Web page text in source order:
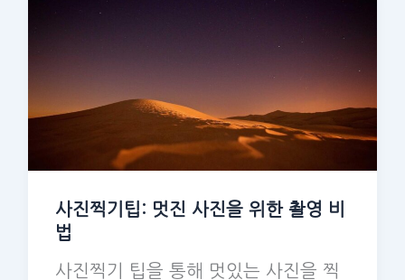
사진찍기팁: 멋진 사진을 위한 촬영 비
법
사진찍기 팁을 통해 멋있는 사진을 찍